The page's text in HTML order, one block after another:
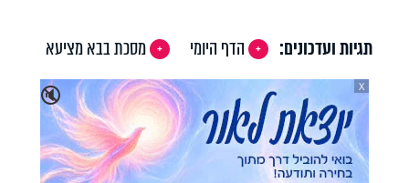
תגיות ועדכונים: הדף היומי
מסכת בבא מציעא
🔇
X